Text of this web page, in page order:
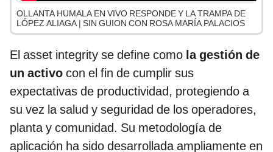
OLLANTA HUMALA EN VIVO RESPONDE Y LA TRAMPA DE
LÓPEZ ALIAGA | SIN GUION CON ROSA MARÍA PALACIOS
El asset integrity se define como la gestión de
un activo con el fin de cumplir sus
expectativas de productividad, protegiendo a
su vez la salud y seguridad de los operadores,
planta y comunidad. Su metodología de
aplicación ha sido desarrollada ampliamente en